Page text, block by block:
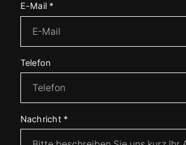
E-Mail *
Telefon
Nachricht *